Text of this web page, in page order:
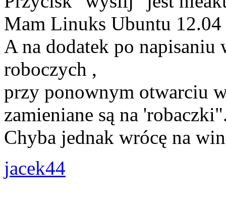
Mam Linuks Ubuntu
A na dodatek po
roboczych ,
przy ponownym otwarciu
zamieniane są na
Chyba jednak wrócę na
jacek44